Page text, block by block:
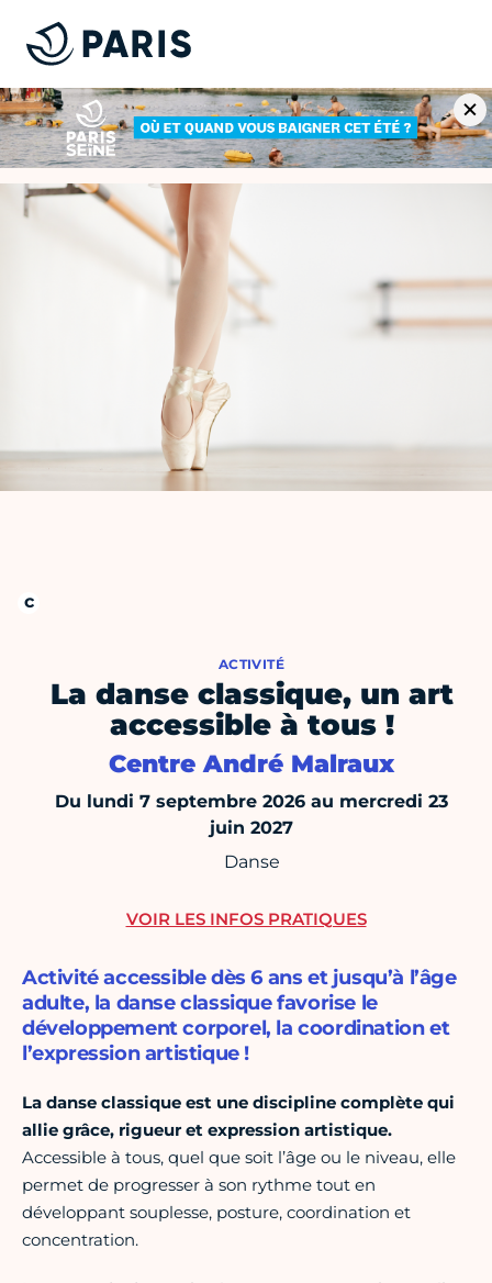
ACTIVITÉ
La danse classique, un art
accessible à tous !
Centre André Malraux
Du lundi 7 septembre 2026 au mercredi 23
juin 2027
Danse
Activité accessible dès 6 ans et jusqu’à l’âge
adulte, la danse classique favorise le
développement corporel, la coordination et
l’expression artistique !
La danse classique est une discipline complète qui
allie grâce, rigueur et expression artistique.
Accessible à tous, quel que soit l’âge ou le niveau, elle
permet de progresser à son rythme tout en
développant souplesse, posture, coordination et
concentration.
VOIR LES INFOS PRATIQUES